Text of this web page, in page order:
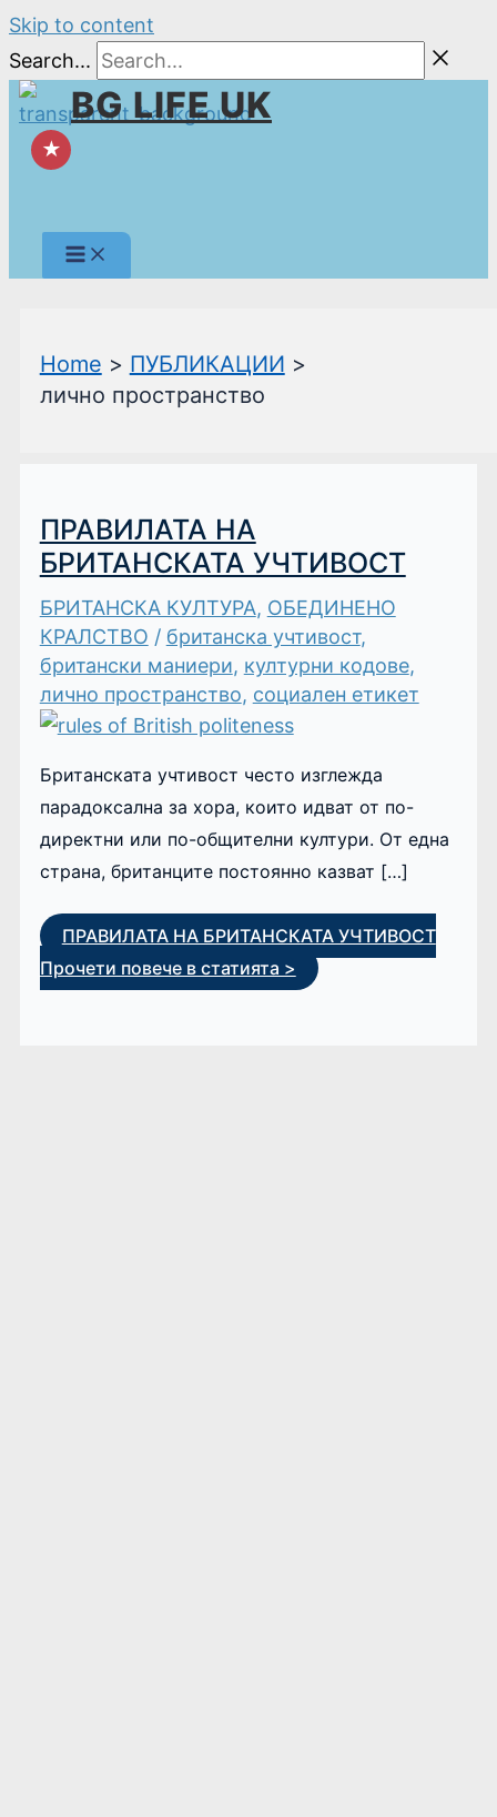
Skip to content
Search...
BG LIFE UK
★
Home
ПУБЛИКАЦИИ
лично пространство
ПРАВИЛАТА НА
БРИТАНСКАТА УЧТИВОСТ
БРИТАНСКА КУЛТУРА, ОБЕДИНЕНО
КРАЛСТВО / британска учтивост,
британски маниери, културни кодове,
лично пространство, социален етикет
Британската учтивост често изглежда
парадоксална за хора, които идват от по-
директни или по-общителни култури. От една
страна, британците постоянно казват […]
ПРАВИЛАТА НА БРИТАНСКАТА УЧТИВОСТ
Прочети повече в статията >